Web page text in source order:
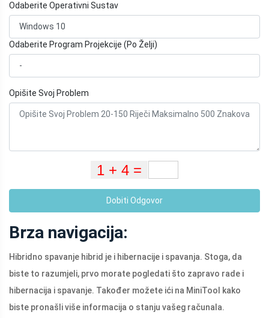
Odaberite Operativni Sustav
Odaberite Program Projekcije (Po Želji)
Opišite Svoj Problem
Dobiti Odgovor
Brza navigacija:
Hibridno spavanje hibrid je i hibernacije i spavanja. Stoga, da
biste to razumjeli, prvo morate pogledati što zapravo rade i
hibernacija i spavanje. Također možete ići na MiniTool kako
biste pronašli više informacija o stanju vašeg računala.